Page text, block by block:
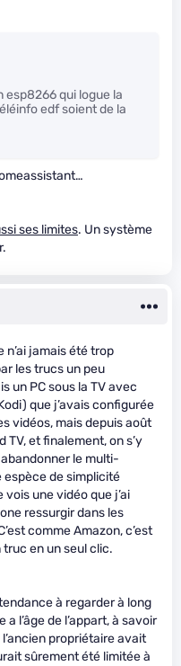
esp8266 qui logue la
edf soient de la
ses limites. Un système
n’ai jamais été trop
les trucs un peu
un PC sous la TV avec
que j’avais configurée
vidéos, mais depuis août
TV, et finalement, on s’y
le multi-
espèce de simplicité
vois une vidéo que j’ai
ressurgir dans les
comme Amazon, c’est
en un seul clic.
à regarder à long
l’âge de l’appart, à savoir
l’ancien propriétaire avait
sûrement été limitée à